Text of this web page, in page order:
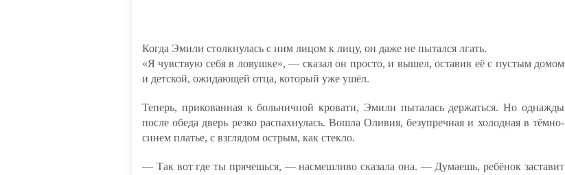
Когда Эмили столкнулась с ним лицом к лицу, он даже не пытался лгать.
«Я чувствую себя в ловушке», — сказал он просто, и вышел, оставив её с пустым домом
и детской, ожидающей отца, который уже ушёл.
Теперь, прикованная к больничной кровати, Эмили пыталась держаться. Но однажды
после обеда дверь резко распахнулась. Вошла Оливия, безупречная и холодная в тёмно-
синем платье, с взглядом острым, как стекло.
— Так вот где ты прячешься, — насмешливо сказала она. — Думаешь, ребёнок заставит